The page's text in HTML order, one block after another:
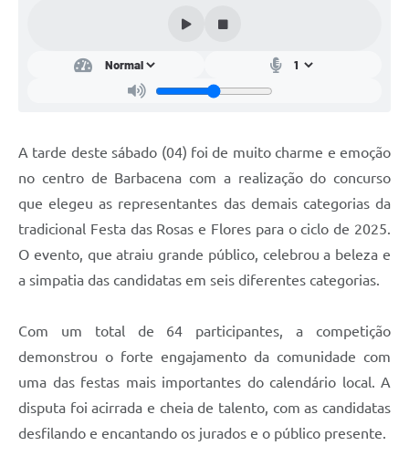
PNAB 2026 - Ciclo 2
Plano Diretor e Mobilidade Urbana
3º Jornada Empreendedora BQ
Festival Gastronômico
Emprega Barbacena
Regularização de bairros
Carta de Serviços
Arquivos para Download
A tarde deste sábado (04) foi de muito charme e emoção
no centro de Barbacena com a realização do concurso
que elegeu as representantes das demais categorias da
tradicional Festa das Rosas e Flores para o ciclo de 2025.
O evento, que atraiu grande público, celebrou a beleza e
a simpatia das candidatas em seis diferentes categorias.
Com um total de 64 participantes, a competição
demonstrou o forte engajamento da comunidade com
uma das festas mais importantes do calendário local. A
disputa foi acirrada e cheia de talento, com as candidatas
desfilando e encantando os jurados e o público presente.